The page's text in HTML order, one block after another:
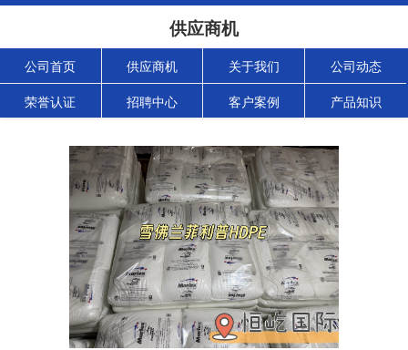
供应商机
公司首页 供应商机 关于我们 公司动态
荣誉认证 招聘中心 客户案例 产品知识